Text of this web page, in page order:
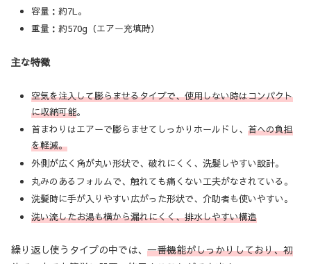
容量：約7L。
重量：約570g（エアー充填時）
主な特徴
空気を注入して膨らませるタイプで、使用しない時はコンパクト
に収納可能。
首まわりはエアーで膨らませてしっかりホールドし、 首への負担
を軽減。
外側が広く角が丸い形状で、破れにくく、洗髪しやすい設計。
丸みのあるフォルムで、触れても痛くない工夫がなされている。
洗髪時に手が入りやすい広がった形状で、介助者も使いやすい。
洗い流したお湯も横から漏れにくく、排水しやすい構造
繰り返し使うタイプの中では、 一番機能がしっかりしており、初